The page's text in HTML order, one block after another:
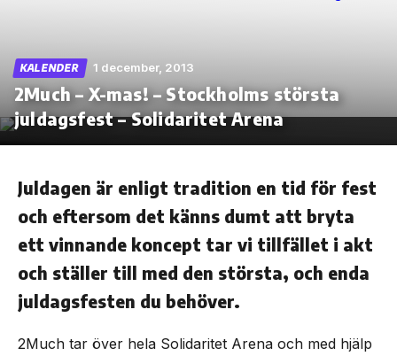
Skip
the
KALENDER 1 december, 2013
2Much – X-mas! – Stockholms största
juldagsfest – Solidaritet Arena
Juldagen är enligt tradition en tid för fest
och eftersom det känns dumt att bryta
ett vinnande koncept tar vi tillfället i akt
och ställer till med den största, och enda
juldagsfesten du behöver.
2Much tar över hela Solidaritet Arena och med hjälp